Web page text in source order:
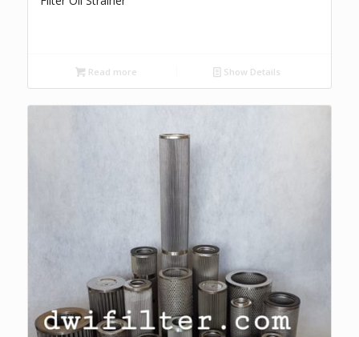
Read more Show Details